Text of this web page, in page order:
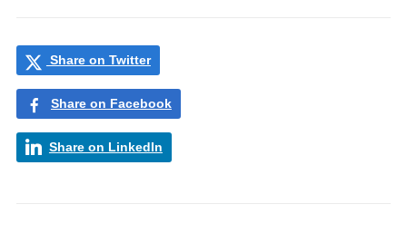
Share on Twitter
Share on Facebook
Share on LinkedIn